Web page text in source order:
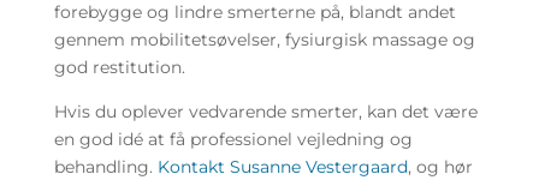
forebygge og lindre smerterne på, blandt andet
gennem mobilitetsøvelser, fysiurgisk massage og
god restitution.
Hvis du oplever vedvarende smerter, kan det være
en god idé at få professionel vejledning og
behandling. Kontakt Susanne Vestergaard, og hør